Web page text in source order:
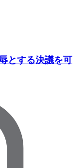
とする決議を可